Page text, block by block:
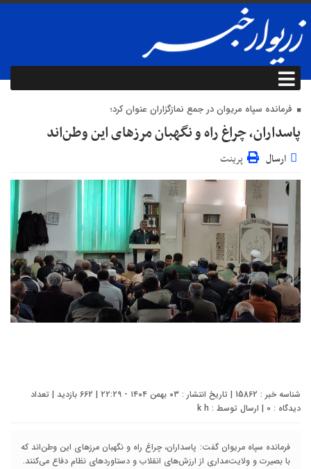
فرمانده سپاه مریوان در جمع نمازگزاران عنوان کرد؛
پاسداران، چراغ راه و نگهبان مرزهای این وطن‌اند
ارسال پرینت
شناسه خبر : 15862 | تاریخ انتشار : ۰۳ بهمن ۱۴۰۴ - ۲۲:۲۹ | 662 بازدید | تعداد
دیدگاه : 0 | ارسال توسط : k h
فرمانده سپاه مریوان گفت: پاسداران، چراغ راه و نگهبان مرزهای این وطن‌اند که
با بصیرت و ولایت‌مداری از ارزش‌های انقلاب و دستاوردهای نظام دفاع می‌کنند.